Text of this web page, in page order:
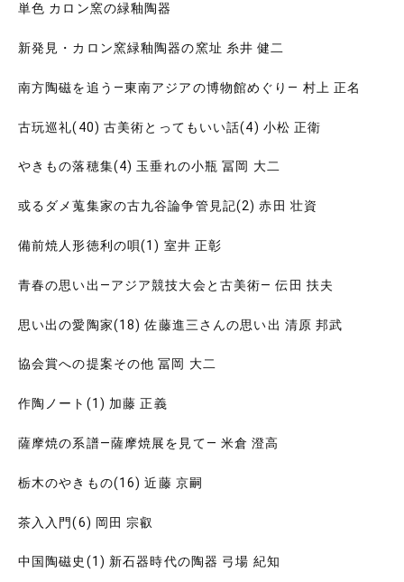
単色 カロン窯の緑釉陶器
新発見・カロン窯緑釉陶器の窯址 糸井 健二
南方陶磁を追う―東南アジアの博物館めぐり― 村上 正名
古玩巡礼(40) 古美術とってもいい話(4) 小松 正衛
やきもの落穂集(4) 玉垂れの小瓶 冨岡 大二
或るダメ蒐集家の古九谷論争管見記(2) 赤田 壮資
備前焼人形徳利の唄(1) 室井 正彰
青春の思い出―アジア競技大会と古美術― 伝田 扶夫
思い出の愛陶家(18) 佐藤進三さんの思い出 清原 邦武
協会賞への提案その他 冨岡 大二
作陶ノート(1) 加藤 正義
薩摩焼の系譜―薩摩焼展を見て― 米倉 澄高
栃木のやきもの(16) 近藤 京嗣
茶入入門(6) 岡田 宗叡
中国陶磁史(1) 新石器時代の陶器 弓場 紀知